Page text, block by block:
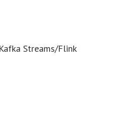
Streams/Flink